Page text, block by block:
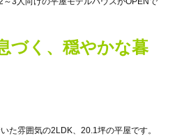
づく、穏やかな暮
た雰囲気の2LDK、20.1坪の平屋です。